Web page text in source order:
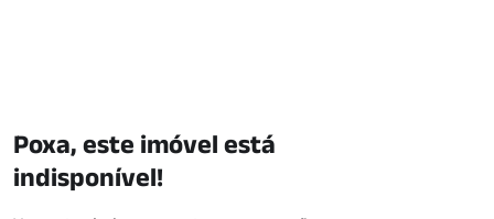
Poxa, este imóvel está
indisponível!